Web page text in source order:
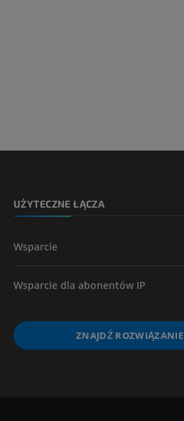
UŻYTECZNE ŁĄCZA
Wsparcie
Wsparcie dla abonentów IP
ZNAJDŹ ROZWIĄZANIE